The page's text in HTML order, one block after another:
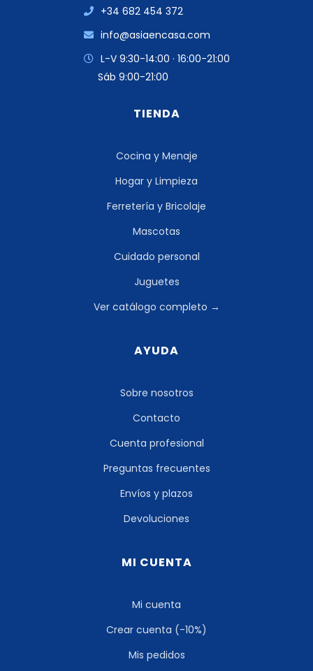
+34 682 454 372
info@asiaencasa.com
L-V 9:30-14:00 · 16:00-21:00
Sáb 9:00-21:00
TIENDA
Cocina y Menaje
Hogar y Limpieza
Ferretería y Bricolaje
Mascotas
Cuidado personal
Juguetes
Ver catálogo completo →
AYUDA
Sobre nosotros
Contacto
Cuenta profesional
Preguntas frecuentes
Envíos y plazos
Devoluciones
MI CUENTA
Mi cuenta
Crear cuenta (-10%)
Mis pedidos